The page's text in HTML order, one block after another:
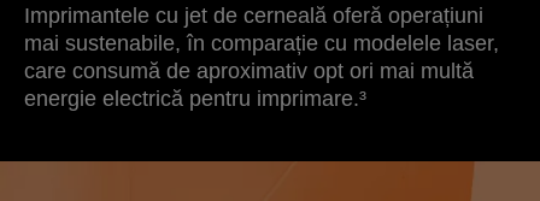
Imprimantele cu jet de cerneală oferă operațiuni
mai sustenabile, în comparație cu modelele laser,
care consumă de aproximativ opt ori mai multă
energie electrică pentru imprimare.³